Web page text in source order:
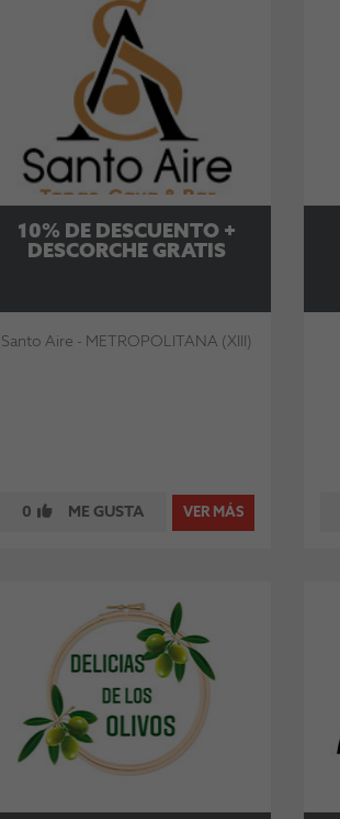
10% DE DESCUENTO +
DESCORCHE GRATIS
Santo Aire - METROPOLITANA (XIII)
0 ME GUSTA VER MÁS